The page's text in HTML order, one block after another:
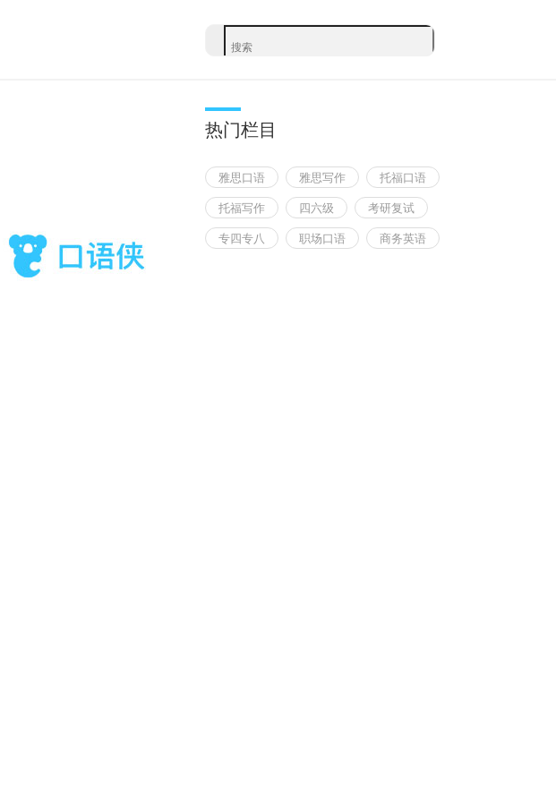
热门栏目
雅思口语 雅思写作 托福口语
托福写作 四六级 考研复试
专四专八 职场口语 商务英语